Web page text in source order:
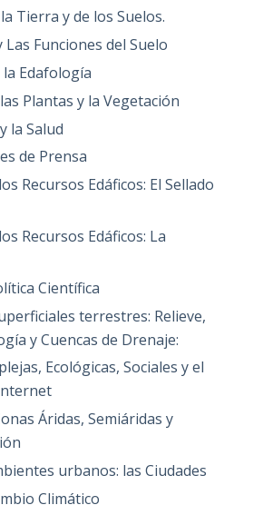
Tierra y de los Suelos.
Las Funciones del Suelo
la Edafología
Plantas y la Vegetación
la Salud
de Prensa
Recursos Edáficos: El Sellado
Recursos Edáficos: La
Científica
terrestres: Relieve,
y Cuencas de Drenaje:
Ecológicas, Sociales y el
Áridas, Semiáridas y
urbanos: las Ciudades
Climático